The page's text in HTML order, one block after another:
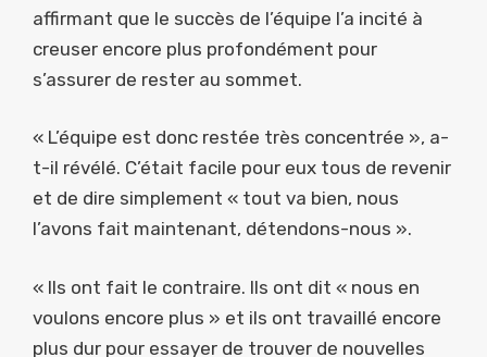
affirmant que le succès de l’équipe l’a incité à
creuser encore plus profondément pour
s’assurer de rester au sommet.
« L’équipe est donc restée très concentrée », a-
t-il révélé. C’était facile pour eux tous de revenir
et de dire simplement « tout va bien, nous
l’avons fait maintenant, détendons-nous ».
« Ils ont fait le contraire. Ils ont dit « nous en
voulons encore plus » et ils ont travaillé encore
plus dur pour essayer de trouver de nouvelles